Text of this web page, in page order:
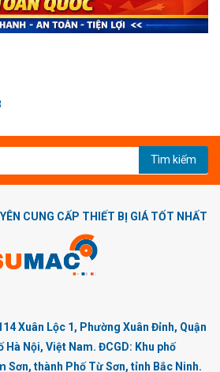
Tìm kiếm
CUNG CẤP THIẾT BỊ GIÁ TỐT NHẤT
Xuân Lộc 1, Phường Xuân Đỉnh, Quận
Hà Nội, Việt Nam. ĐCGD: Khu phố
Sơn, thành Phố Từ Sơn, tỉnh Bắc Ninh.